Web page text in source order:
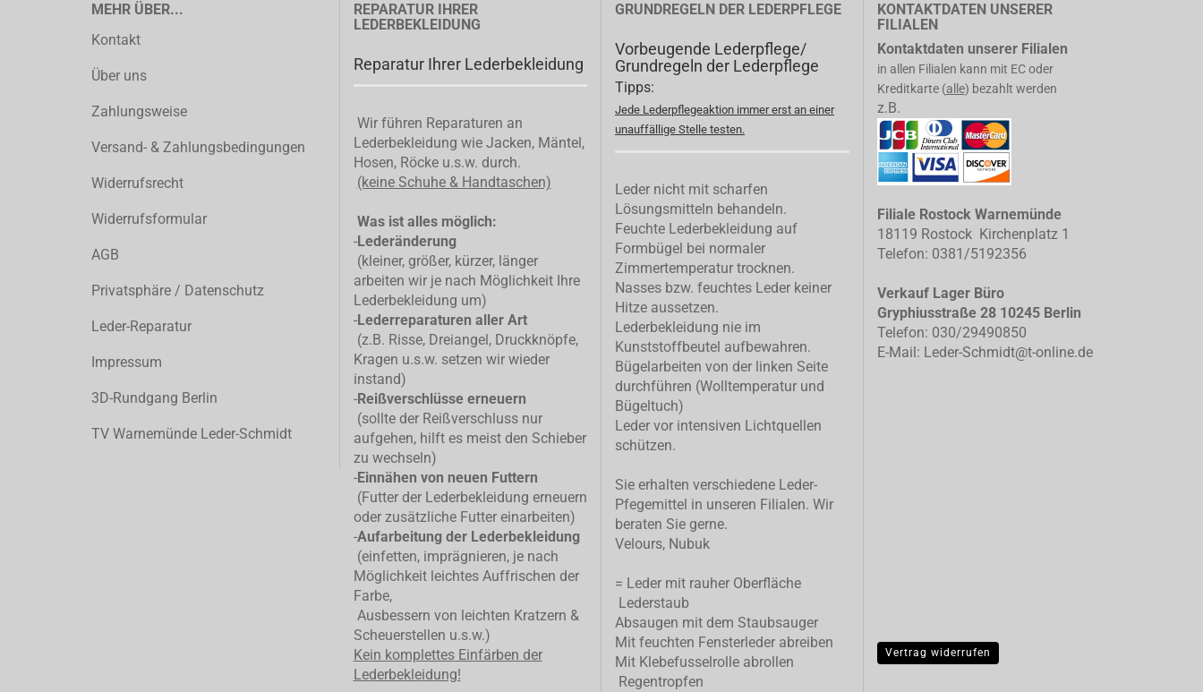
MEHR ÜBER...
Kontakt
Über uns
Zahlungsweise
Versand- & Zahlungsbedingungen
Widerrufsrecht
Widerrufsformular
AGB
Privatsphäre / Datenschutz
Leder-Reparatur
Impressum
3D-Rundgang Berlin
TV Warnemünde Leder-Schmidt
REPARATUR IHRER
LEDERBEKLEIDUNG
Reparatur Ihrer Lederbekleidung
Wir führen Reparaturen an
Lederbekleidung wie Jacken, Mäntel,
Hosen, Röcke u.s.w. durch.
(keine Schuhe & Handtaschen)
Was ist alles möglich:
-Lederänderung
(kleiner, größer, kürzer, länger
arbeiten wir je nach Möglichkeit Ihre
Lederbekleidung um)
-Lederreparaturen aller Art
(z.B. Risse, Dreiangel, Druckknöpfe,
Kragen u.s.w. setzen wir wieder
instand)
-Reißverschlüsse erneuern
(sollte der Reißverschluss nur
aufgehen, hilft es meist den Schieber
zu wechseln)
-Einnähen von neuen Futtern
(Futter der Lederbekleidung erneuern
oder zusätzliche Futter einarbeiten)
-Aufarbeitung der Lederbekleidung
(einfetten, imprägnieren, je nach
Möglichkeit leichtes Auffrischen der
Farbe,
Ausbessern von leichten Kratzern &
Scheuerstellen u.s.w.)
Kein komplettesEinfärben der
Lederbekleidung!
GRUNDREGELN DER LEDERPFLEGE
Vorbeugende Lederpflege/
Grundregeln der Lederpflege
Tipps:
Jede Lederpflegeaktion immer erst an einer
unauffällige Stelle testen.
Leder nicht mit scharfen
Lösungsmitteln behandeln.
Feuchte Lederbekleidung auf
Formbügel bei normaler
Zimmertemperatur trocknen.
Nasses bzw. feuchtes Leder keiner
Hitze aussetzen.
Lederbekleidung nie im
Kunststoffbeutel aufbewahren.
Bügelarbeiten von der linken Seite
durchführen (Wolltemperatur und
Bügeltuch)
Leder vor intensiven Lichtquellen
schützen.
Sie erhalten verschiedene Leder-
Pfegemittel in unseren Filialen. Wir
beraten Sie gerne.
Velours, Nubuk
= Leder mit rauher Oberfläche
Lederstaub
Absaugen mit dem Staubsauger
Mit feuchten Fensterleder abreiben
Mit Klebefusselrolle abrollen
Regentropfen
KONTAKTDATEN UNSERER
FILIALEN
Kontaktdaten unserer Filialen
in allen Filialen kann mit EC oder
Kreditkarte (alle) bezahlt werden
z.B.
Filiale Rostock Warnemünde
18119 Rostock Kirchenplatz 1
Telefon: 0381/5192356
Verkauf Lager Büro
Gryphiusstraße 28 10245 Berlin
Telefon: 030/29490850
E-Mail: Leder-Schmidt@t-online.de
Vertrag widerrufen